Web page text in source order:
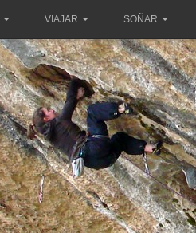
VIAJAR SOÑAR